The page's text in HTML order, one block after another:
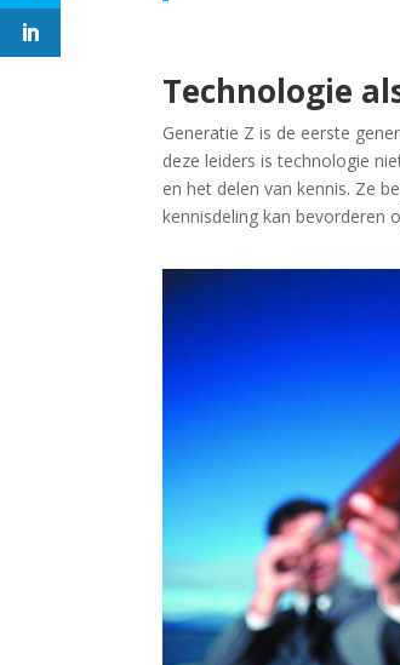
Technologie
Generatie Z is de eerste
deze leiders is technologie
en het delen van kennis. Ze
kennisdeling kan bevorderen